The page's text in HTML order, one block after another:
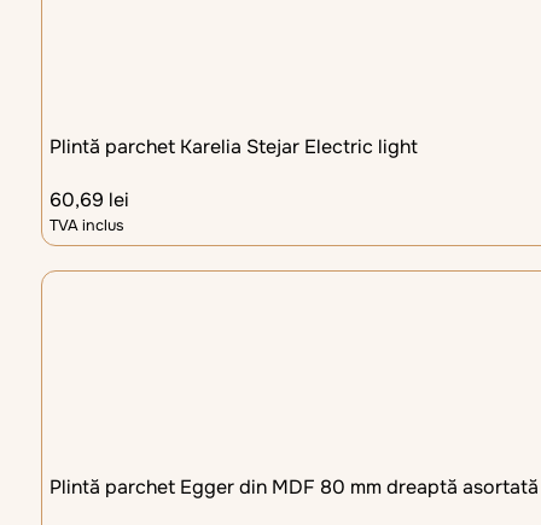
Plintă parchet Karelia Stejar Electric light
60,69 lei
TVA inclus
Plintă parchet Egger din MDF 80 mm dreaptă asortată